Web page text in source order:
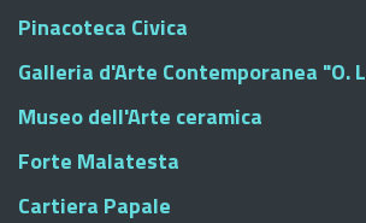
Pinacoteca Civica
Galleria d'Arte Contemporanea "O.
Museo dell'Arte ceramica
Forte Malatesta
Cartiera Papale